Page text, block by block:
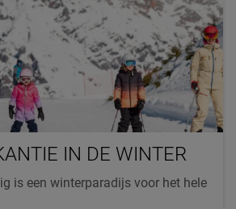
IN DE WINTER
is een winterparadijs voor het hele